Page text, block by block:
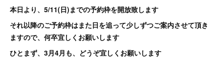
本日より、5/11(日)までの予約枠を開放致します
それ以降のご予約枠はまた日を追って少しずつご案内させて頂き
ますので、何卒宜しくお願いします
ひとまず、3月4月も、どうぞ宜しくお願いします